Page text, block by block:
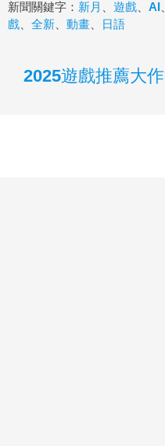
新聞關鍵字： 新月 遊戲 AI
戲
全新 動畫 日語
2025遊戲推薦大作